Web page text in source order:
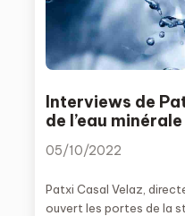
Interviews de
de l’eau
05/10/2022
Patxi Casal Velaz,
ouvert les portes de la